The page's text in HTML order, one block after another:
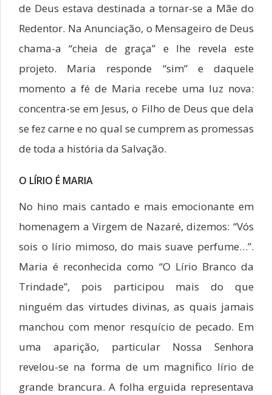
de Deus estava destinada a tornar-se a Mãe do
Redentor. Na Anunciação, o Mensageiro de Deus
chama-a “cheia de graça” e lhe revela este
projeto. Maria responde “sim” e daquele
momento a fé de Maria recebe uma luz nova:
concentra-se em Jesus, o Filho de Deus que dela
se fez carne e no qual se cumprem as promessas
de toda a história da Salvação.
O LÍRIO É MARIA
No hino mais cantado e mais emocionante em
homenagem a Virgem de Nazaré, dizemos: “Vós
sois o lírio mimoso, do mais suave perfume…”.
Maria é reconhecida como “O Lírio Branco da
Trindade”, pois participou mais do que
ninguém das virtudes divinas, as quais jamais
manchou com menor resquício de pecado. Em
uma aparição, particular Nossa Senhora
revelou-se na forma de um magnifico lírio de
grande brancura. A folha erguida representava